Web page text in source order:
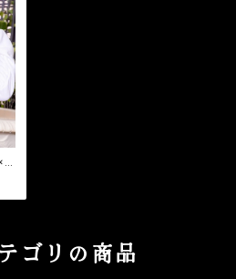
ゴリの商品